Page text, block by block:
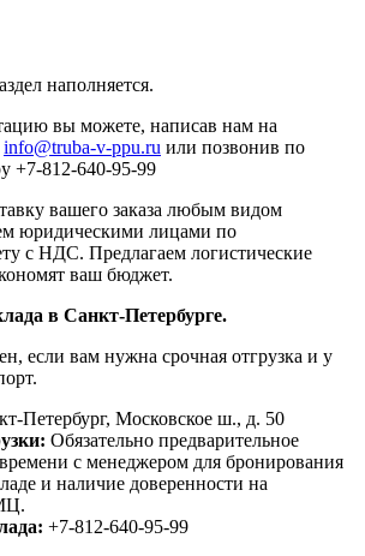
наполняется.
вы можете, написав нам на
info@truba-v-ppu.ru или позвонив по
+7-812-640-95-99
вашего заказа любым видом
юридическими лицами по
с НДС. Предлагаем логистические
ваш бюджет.
в Санкт-Петербурге.
если вам нужна срочная отгрузка и у
Петербург, Московское ш., д. 50
Обязательно предварительное
с менеджером для бронирования
и наличие доверенности на
+7-812-640-95-99